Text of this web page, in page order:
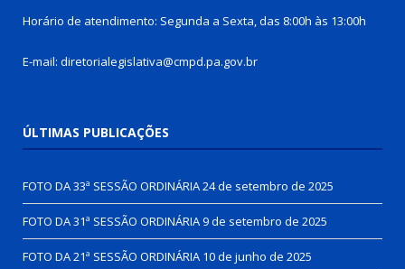
Horário de atendimento: Segunda a Sexta, das 8:00h às 13:00h
E-mail: diretorialegislativa@cmpd.pa.gov.br
ÚLTIMAS PUBLICAÇÕES
FOTO DA 33ª SESSÃO ORDINÁRIA24 de setembro de 2025
FOTO DA 31ª SESSÃO ORDINÁRIA9 de setembro de 2025
FOTO DA 21ª SESSÃO ORDINÁRIA 10 de junho de 2025